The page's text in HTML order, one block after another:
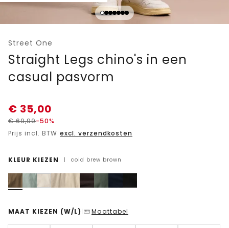
Street One
Straight Legs chino's in een
casual pasvorm
€ 35,00
€69,99-50%
Prijs incl. BTW excl. verzendkosten
KLEUR KIEZEN | cold brew brown
MAAT KIEZEN (W/L) | Maattabel